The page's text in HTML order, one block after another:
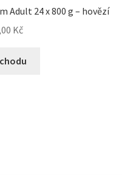
Adult 24 x 800 g – hovězí
Kč